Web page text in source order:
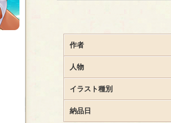
作者
人物
イラスト種別
納品日